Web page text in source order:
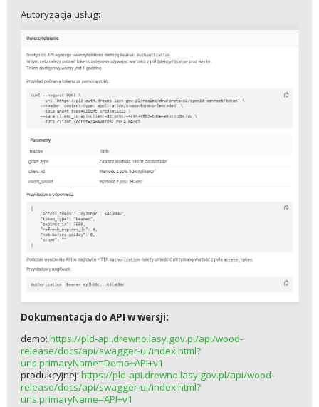
Autoryzacja usług:
Dokumentacja do API w wersji:
demo: https://pld-api.drewno.lasy.gov.pl/api/wood-
release/docs/api/swagger-ui/index.html?
urls.primaryName=Demo+API+v1
produkcyjnej: https://pld-api.drewno.lasy.gov.pl/api/wood-
release/docs/api/swagger-ui/index.html?
urls.primaryName=API+v1